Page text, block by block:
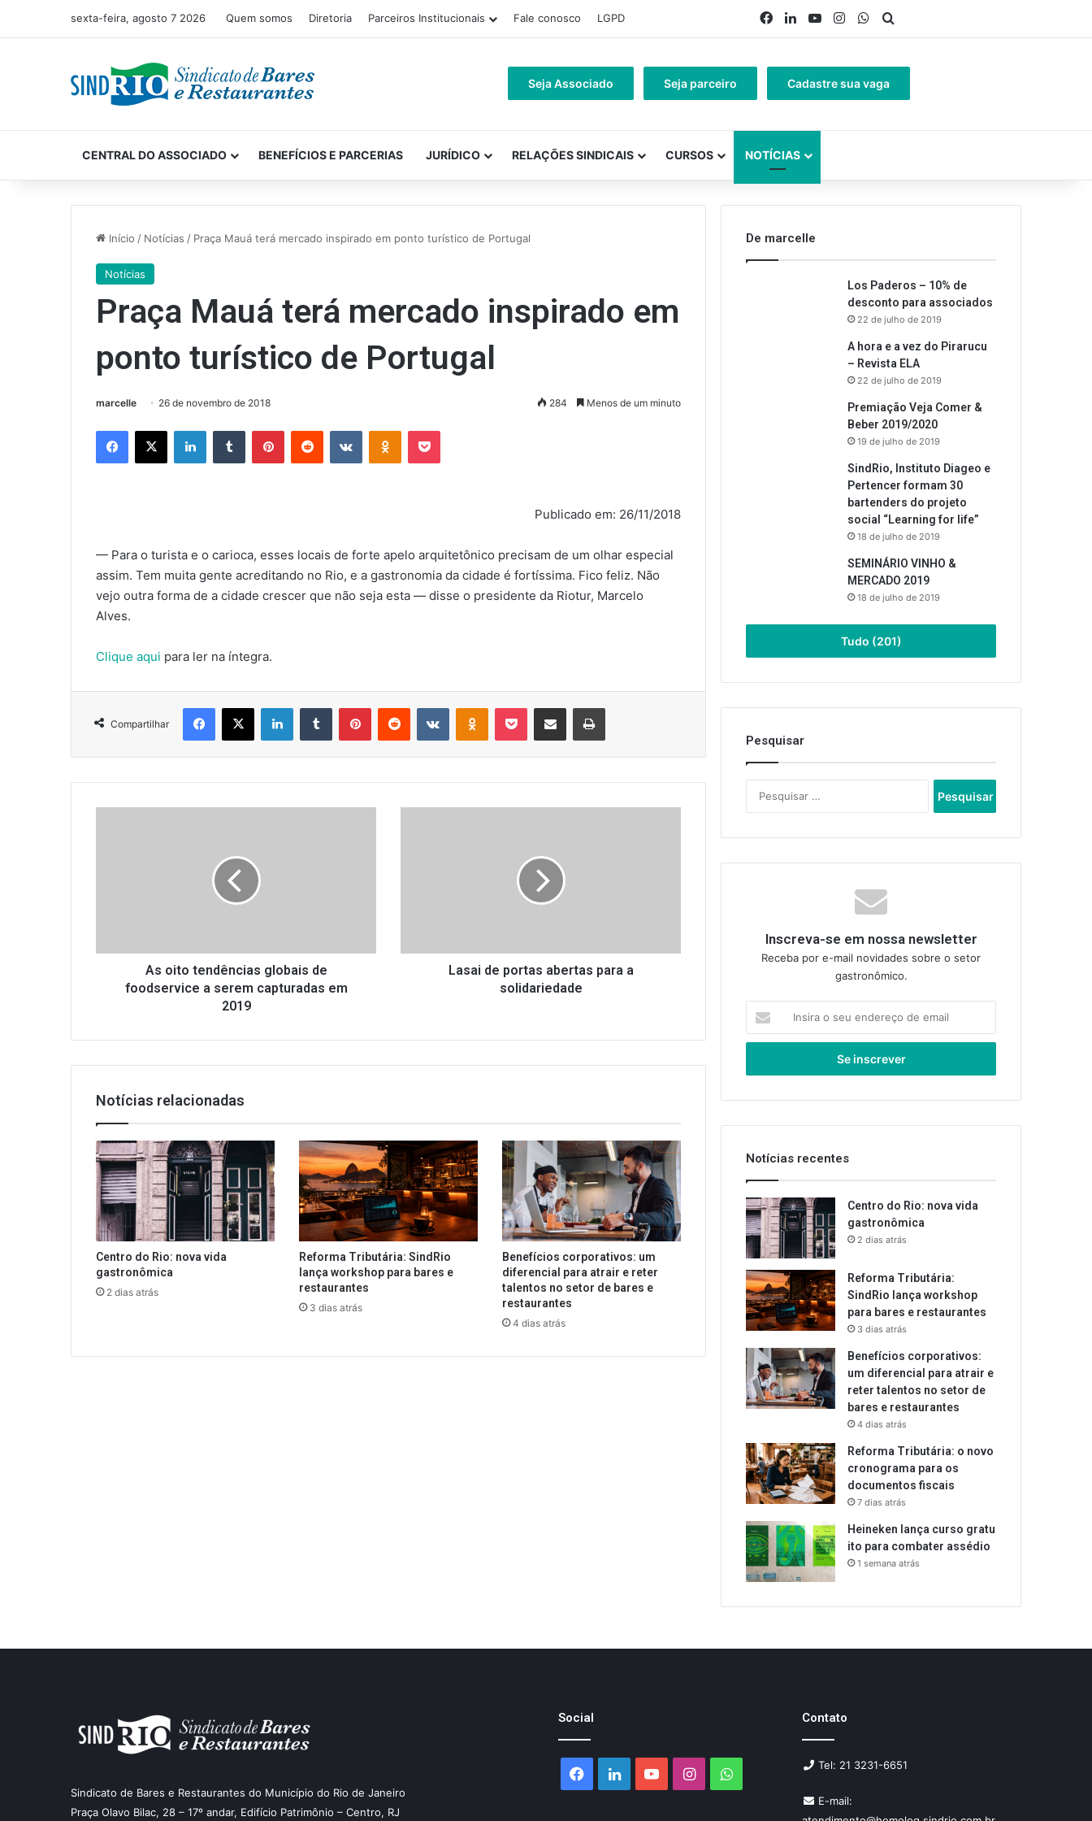
sexta-feira, agosto 7 2026 Quem somos Diretoria Parceiros Institucionais Fale conosco LGPD Facebook
LinkedinYouTubeInstagramWhatsApp
Seja Associado Seja parceiro Cadastre sua vaga
CENTRAL DO ASSOCIADO BENEFÍCIOS E PARCERIAS JURÍDICO RELAÇÕES SINDICAIS CURSOS NOTÍCIAS
Início / Notícias / Praça Mauá terá mercado inspirado em ponto turístico de Portugal
Notícias
Praça Mauá terá mercado inspirado em
ponto turístico de Portugal
marcelle 26 de novembro de 2018 284 Menos de um minuto
Facebook
X LinkedinTumblr PinterestReddit VK OK Pocket
Publicado em: 26/11/2018
— Para o turista e o carioca, esses locais de forte apelo arquitetônico precisam de um olhar especial
assim. Tem muita gente acreditando no Rio, e a gastronomia da cidade é fortíssima. Fico feliz. Não
vejo outra forma de a cidade crescer que não seja esta — disse o presidente da Riotur, Marcelo
Alves.
Clique aqui para ler na íntegra.
Compartilhar
Facebook
X LinkedinTumblr PinterestReddit VK OK Pocket Compartilhar via e-mail Imprimir
capturadas
As oito tendências globais de
foodservice a serem capturadas em
2019
Lasai de portas abertas para a
solidariedade
Notícias relacionadas
Centro do Rio: nova vida
gastronômica
2 dias atrás
Reforma Tributária: SindRio
lança workshop para bares e
restaurantes
3 dias atrás
Benefícios corporativos: um
diferencial para atrair e reter
talentos no setor de bares e
restaurantes
4 dias atrás
De marcelle
Los Paderos – 10% de
desconto para associados
22 de julho de 2019
A hora e a vez do Pirarucu
– Revista ELA
22 de julho de 2019
Premiação Veja Comer &
Beber 2019/2020
19 de julho de 2019
SindRio, Instituto Diageo e
Pertencer formam 30
bartenders do projeto
social “Learning for life”
18 de julho de 2019
SEMINÁRIO VINHO &
MERCADO 2019
18 de julho de 2019
Tudo (201)
Pesquisar
por:
Inscreva-se em nossa newsletter
Receba por e-mail novidades sobre o setor
gastronômico.
seu
de
Notícias recentes
Centro do Rio: nova vida
gastronômica
2 dias atrás
Reforma Tributária:
SindRio lança workshop
para bares e restaurantes
3 dias atrás
Benefícios corporativos:
um diferencial para atrair e
reter talentos no setor de
bares e restaurantes
4 dias atrás
Reforma Tributária: o novo
cronograma para os
documentos fiscais
7 dias atrás
Heineken lança curso gratu
ito para combater assédio
1 semana atrás
Sindicato de Bares e Restaurantes do Município do Rio de Janeiro
Praça Olavo Bilac, 28 – 17º andar, Edifício Patrimônio – Centro, RJ
Social
Facebook
LinkedinYouTubeInstagramWhatsApp
Contato
Tel: 21 3231-6651
E-mail: